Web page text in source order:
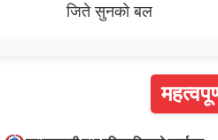
जिते सुनको बल